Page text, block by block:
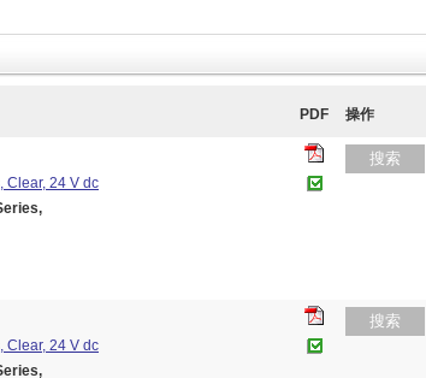
PDF 操作
Clear, 24 V dc
搜索
Clear, 24 V dc
搜索